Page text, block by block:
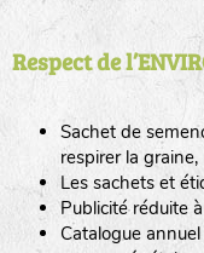
Respect de
Sachet de
respirer la graine,
Les sachets et
Publicité réduite
Catalogue